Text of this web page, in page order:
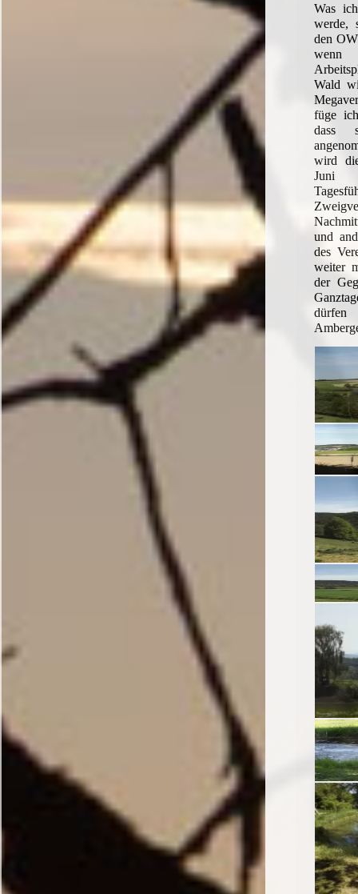
Was
werde,
den
wenn
Wald
füge
dass
wird
Juni
und
des
weiter
der
dürfen